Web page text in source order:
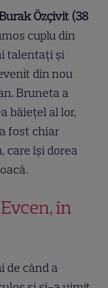
Özçivit (38
cuplu din
talentați și
din nou
Bruneta a
băiețel al lor,
fost chiar
care își dorea
în
de când a